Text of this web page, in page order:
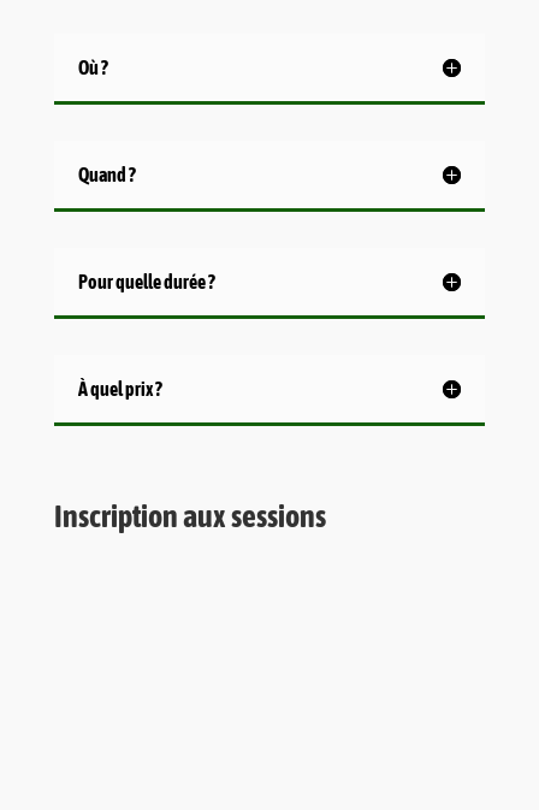
Où ?
Quand ?
Pour quelle durée ?
À quel prix ?
Inscription aux sessions